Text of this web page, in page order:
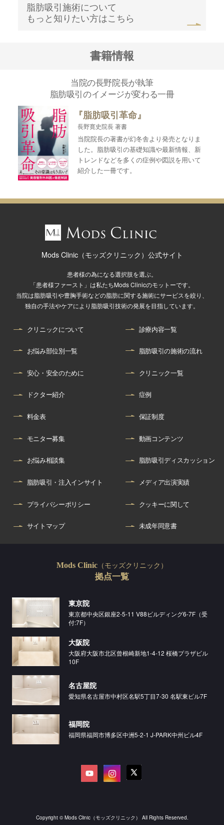
脂肪吸引施術について
もっと知りたい方はこちら
書籍情報
当院の長野院長が執筆
脂肪吸引のイメージが変わる一冊
『脂肪吸引革命』
長野寛史院長 著書
当院院長の著書が幻冬舎より発売となりま
した。脂肪吸引の基礎知識や最新情報、新
トレンドなどを多くの症例や図説を用いて
紹介した一冊です。
Mods Clinic（モッズクリニック）公式サイト
患者様の為になる選択肢を選ぶ。
「患者様ファースト」は私たちMods Clinicのモットーです。
当院は脂肪吸引や豊胸手術などの脂肪に関する施術にサービスを絞り、
独自の手法やケアにより脂肪吸引技術の発展を目指しています。
クリニックについて 診療内容一覧
お悩み部位別一覧 脂肪吸引の施術の流れ
安心・安全のために クリニック一覧
ドクター紹介 症例
料金表 保証制度
モニター募集 動画コンテンツ
お悩み相談集 脂肪吸引ディスカッション
脂肪吸引・注入インサイト メディア出演実績
プライバシーポリシー クッキーに関して
サイトマップ 未成年同意書
Mods Clinic （モッズクリニック）
拠点一覧
東京院
東京都中央区銀座2-5-11 V88ビルディング6-7F（受
付:7F）
大阪院
大阪府大阪市北区曾根崎新地1-4-12 桜橋プラザビル
10F
名古屋院
愛知県名古屋市中村区名駅5丁目7-30 名駅東ビル7F
福岡院
福岡県福岡市博多区中洲5-2-1 J-PARK中州ビル4F
Copyright © Mods Clinic（モッズクリニック） All Rights Reserved.